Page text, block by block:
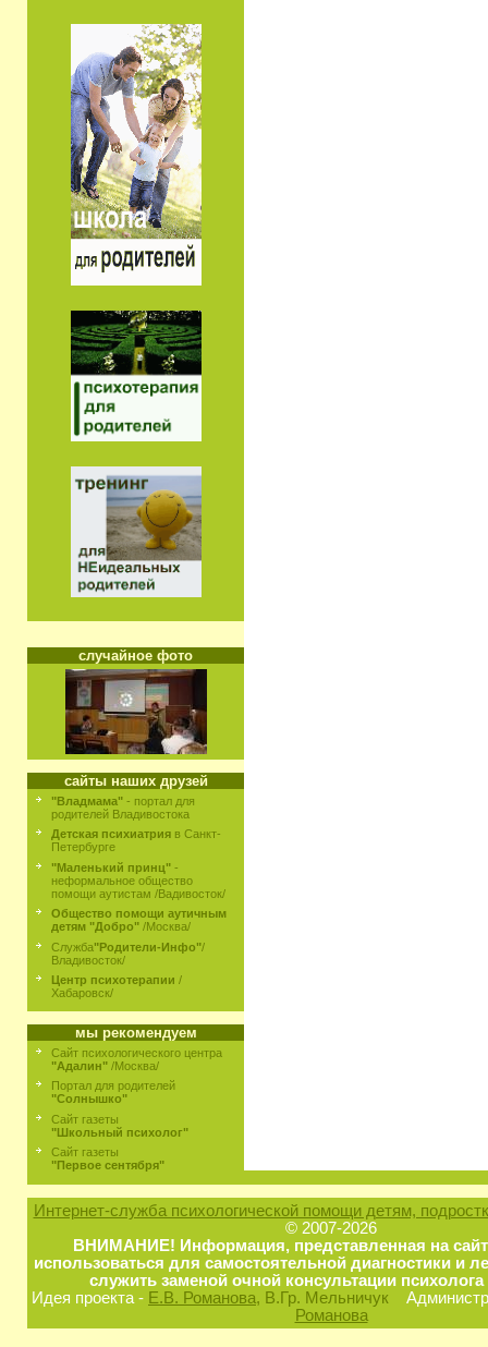
случайное фото
сайты наших друзей
"Владмама" - портал для
родителей Владивостока
Детская психиатрия в Санкт-
Петербурге
"Маленький принц" -
неформальное общество
помощи аутистам /Вадивосток/
Общество помощи аутичным
детям "Добро" /Москва/
Служба"Родители-Инфо"/
Владивосток/
Центр психотерапии /
Хабаровск/
мы рекомендуем
Сайт психологического центра
"Адалин" /Москва/
Портал для родителей
"Солнышко"
Сайт газеты
"Школьный психолог"
Сайт газеты
"Первое сентября"
Интернет-служба психологической помощи детям,
© 2007-2026
ВНИМАНИЕ! Информация, представленная на
использоваться для самостоятельной диагностики и
служить заменой очной консультации
Идея проекта - Е.В. Романова, В.Гр. Мельничук
Романова